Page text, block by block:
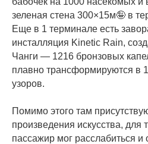
зеленая стена 300×15м🤪 в
Еще в 1 терминале есть
инсталляция Kinetic Rain,
Чанги — 1216 бронзовых
плавно трансформируются в
узоров.
Помимо этого там
произведения искусства, для
пассажир мог расслабиться и